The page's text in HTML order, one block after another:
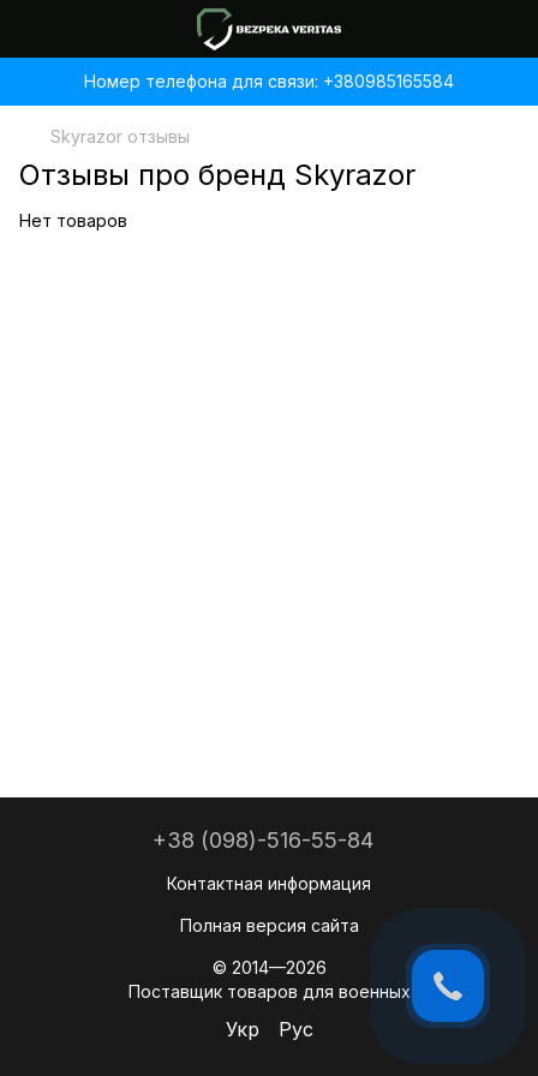
Номер телефона для связи: +380985165584
Skyrazor отзывы
Отзывы про бренд Skyrazor
Нет товаров
+38 (098)-516-55-84
Контактная информация
Полная версия сайта
© 2014—2026
Поставщик товаров для военных
Укр Рус